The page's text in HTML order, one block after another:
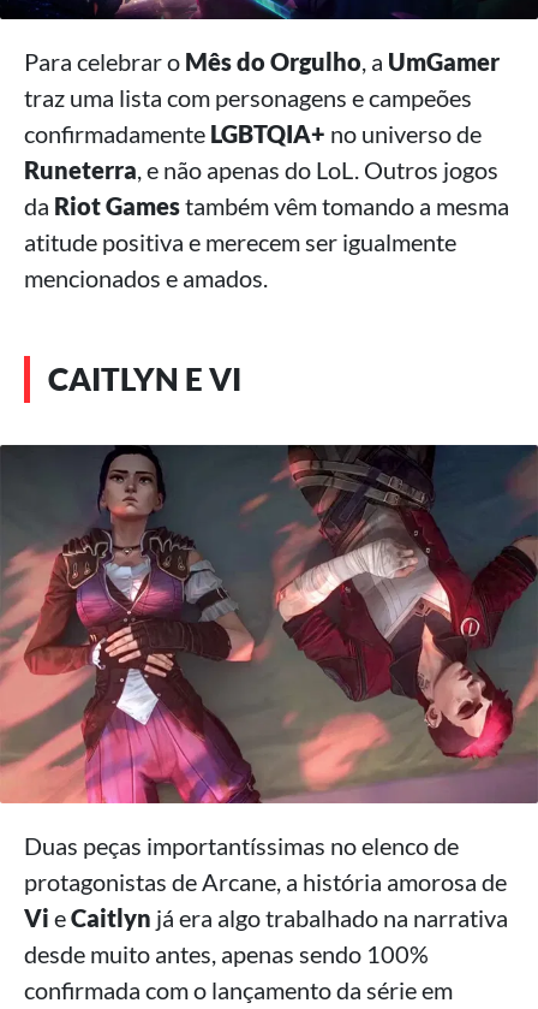
Para celebrar o Mês do Orgulho , a UmGamer
traz uma lista com personagens e campeões
confirmadamente LGBTQIA+ no universo de
Runeterra , e não apenas do LoL. Outros jogos
da Riot Gamestambém vêm tomando a mesma
atitude positiva e merecem ser igualmente
mencionados e amados.
CAITLYN E VI
Duas peças importantíssimas no elenco de
protagonistas de Arcane, a história amorosa de
Vi eCaitlyn já era algo trabalhado na narrativa
desde muito antes, apenas sendo 100%
confirmada com o lançamento da série em